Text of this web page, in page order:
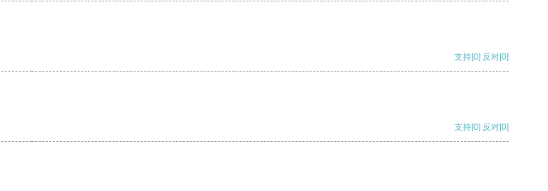
支持[0] 反对[0]
支持[0] 反对[0]